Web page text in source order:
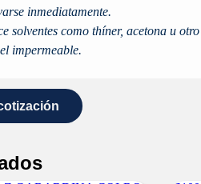
inmediatamente.
solventes como thíner, acetona u
impermeable.